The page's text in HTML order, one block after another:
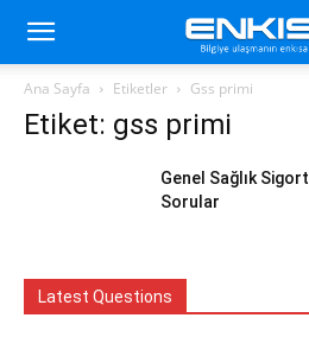
Ana Sayfa Etiketler Gss primi
Etiket: gss primi
Genel Sağlık
Sorular
Latest Questions